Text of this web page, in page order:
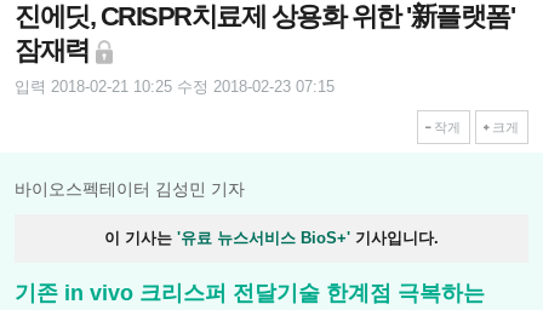
진에딧, CRISPR치료제 상용화 위한 '新플랫폼'
잠재력
입력 2018-02-21 10:25 수정 2018-02-23 07:15
작게 크게
바이오스펙테이터 김성민 기자
이 기사는 '유료 뉴스서비스 BioS+' 기사입니다.
기존 in vivo 크리스퍼 전달기술 한계점 극복하는